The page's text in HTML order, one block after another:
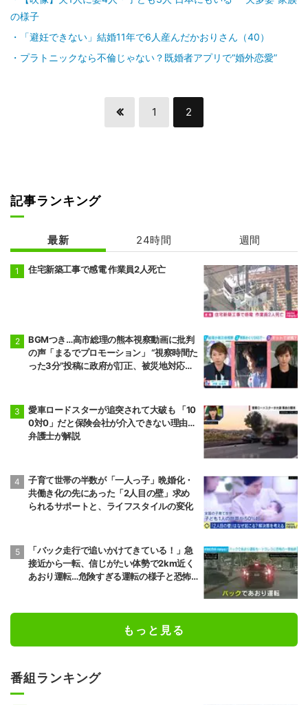
の様子
「避妊できない」結婚11年で6人産んだかおりさん（40）
プラトニックなら不倫じゃない？既婚者アプリで“婚外恋愛”
1 2
記事ランキング
最新 24時間 週間
住宅新築工事で感電 作業員2人死亡
BGMつき…高市総理の熊本視察動画に批判
の声「まるでプロモーション」 “視察時間た
った3分”投稿に政府が訂正、被災地対応め
愛車ロードスターが追突されて大破も 「10
0対0」だと保険会社が介入できない理由…
弁護士が解説
子育て世帯の半数が「一人っ子」晩婚化・
共働き化の先にあった「2人目の壁」求め
られるサポートと、ライフスタイルの変化
「バック走行で追いかけてきている！」急
接近から一転、信じがたい体勢で2km近く
あおり運転…危険すぎる運転の様子と恐怖
もっと見る
番組ランキング